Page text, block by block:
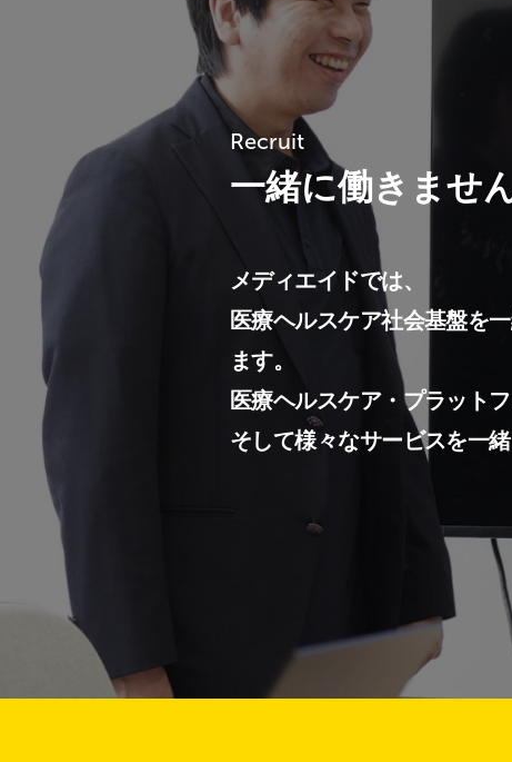
Recruit
一緒に働きませ
メディエイドでは、
医療ヘルスケア社会基盤を
ます。
医療ヘルスケア・プラットフ
そして様々なサービスを一